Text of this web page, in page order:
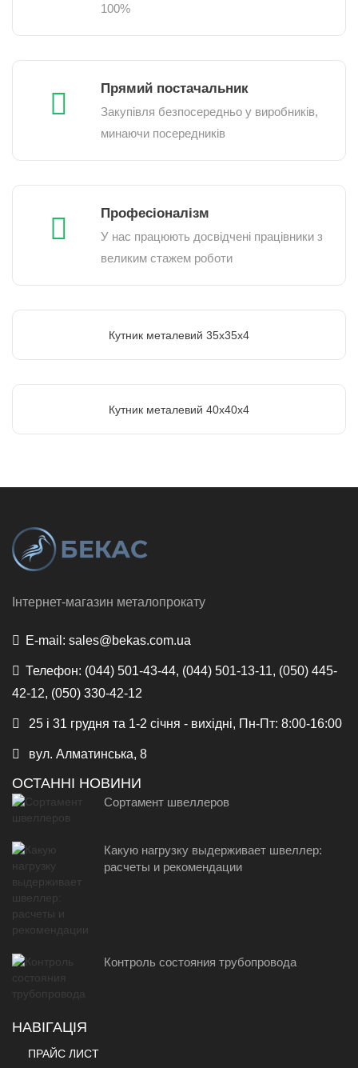
100%
Прямий постачальник
Закупівля безпосередньо у виробників,
минаючи посередників
Професіоналізм
У нас працюють досвідчені працівники з
великим стажем роботи
Кутник металевий 35х35х4
Кутник металевий 40х40х4
Інтернет-магазин металопрокату
E-mail: sales@bekas.com.ua
Телефон: (044) 501-43-44, (044) 501-13-11, (050) 445-
42-12, (050) 330-42-12
25 і 31 грудня та 1-2 січня - вихідні, Пн-Пт: 8:00-16:00
вул. Алматинська, 8
ОСТАННІ НОВИНИ
Сортамент швеллеров
Какую нагрузку выдерживает швеллер:
расчеты и рекомендации
Контроль состояния трубопровода
НАВІГАЦІЯ
ПРАЙС ЛИСТ